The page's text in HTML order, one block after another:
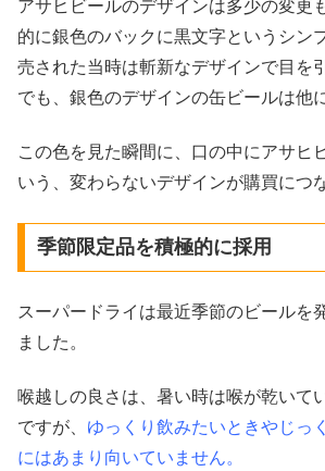
アサヒビールのデザインは多少の変更
的に銀色のバックに黒文字というシン
売された当時は斬新なデザインで目を
でも、銀色のデザインの缶ビールは他
この色を見た瞬間に、口の中にアサヒ
いう、変わらないデザインが購買につ
季節限定品を積極的に採用
スーパードライは最近季節のビールを
ました。
喉越しの良さは、暑い時は喉が乾いて
ですが、 ゆっくり飲みたいときやじっ
にはあまり向いていません。